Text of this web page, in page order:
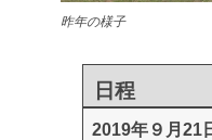
昨年の様子
日程
2019年９月21